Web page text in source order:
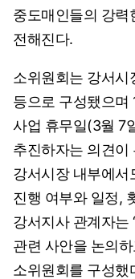
중도매인들의 강력
전해진다.
소위원회는 강서시
등으로 구성됐으며
사업 휴무일(3월 7
추진하자는 의견이
강서시장 내부에서
진행 여부와 일정,
강서지사 관계자는
관련 사안을 논의
소위원회를 구성했